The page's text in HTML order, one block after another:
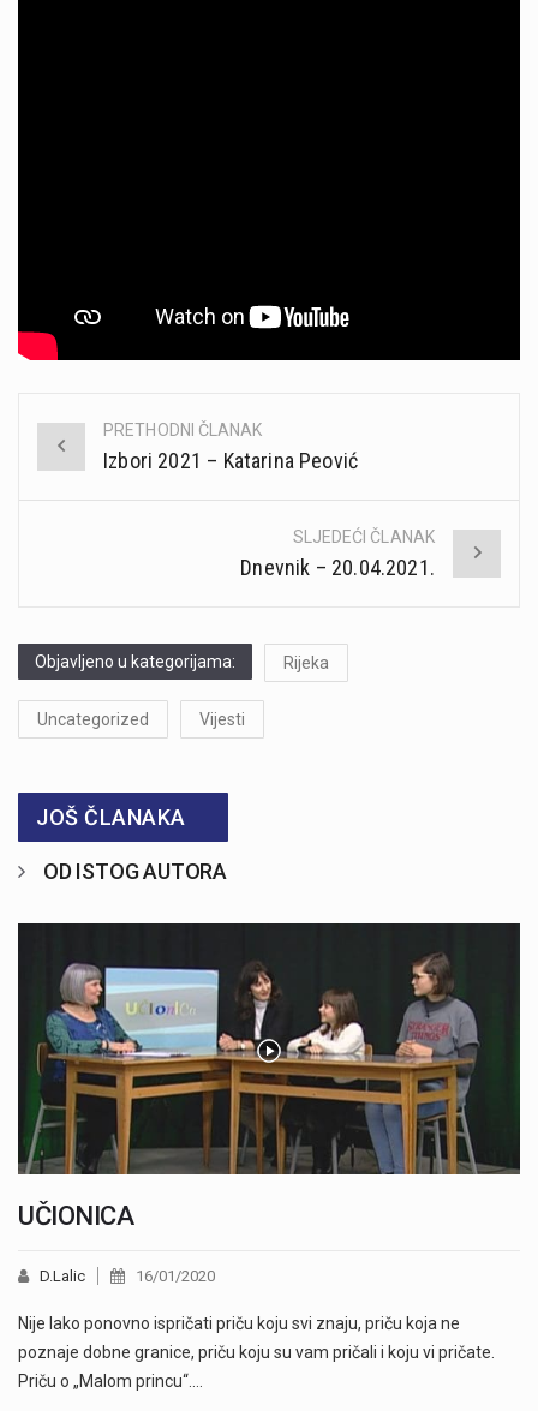
Post
PRETHODNI ČLANAK
Izbori 2021 – Katarina Peović
SLJEDEĆI ČLANAK
Dnevnik – 20.04.2021.
Objavljeno u kategorijama: Rijeka
Uncategorized Vijesti
JOŠ ČLANAKA
OD ISTOG AUTORA
UČIONICA
D.Lalic 16/01/2020
Nije lako ponovno ispričati priču koju svi znaju, priču koja ne
poznaje dobne granice, priču koju su vam pričali i koju vi pričate.
Priču o „Malom princu“.…